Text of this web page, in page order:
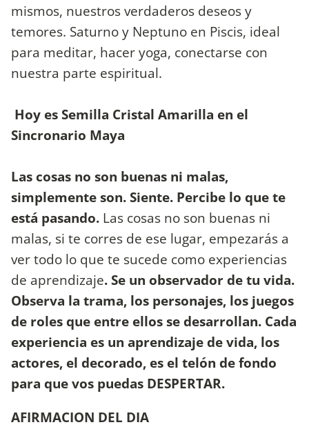
mismos, nuestros verdaderos deseos y
temores. Saturno y Neptuno en Piscis, ideal
para meditar, hacer yoga, conectarse con
nuestra parte espiritual.
Hoy es Semilla Cristal Amarilla en el
Sincronario Maya
Las cosas no son buenas ni malas,
simplemente son. Siente. Percibe lo que te
está pasando. Las cosas no son buenas ni
malas, si te corres de ese lugar, empezarás a
ver todo lo que te sucede como experiencias
de aprendizaje. Se un observador de tu vida.
Observa la trama, los personajes, los juegos
de roles que entre ellos se desarrollan. Cada
experiencia es un aprendizaje de vida, los
actores, el decorado, es el telón de fondo
para que vos puedas DESPERTAR.
AFIRMACION DEL DIA